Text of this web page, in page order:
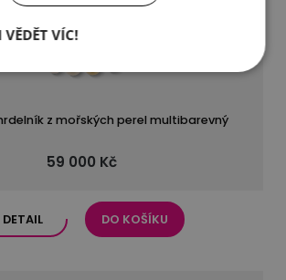
z mořských perel multibarevný
59 000 Kč
DETAIL DO KOŠÍKU
VĚDĚT VÍC!